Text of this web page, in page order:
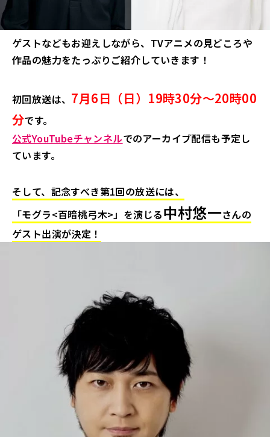
ゲストなどもお迎えしながら、TVアニメの見どころや
作品の魅力をたっぷりご紹介していきます！
初回放送は、 7月6日（日）19時30分～20時00
分です。
公式YouTubeチャンネルでのアーカイブ配信も予定し
ています。
そして、記念すべき第1回の放送には、
「モグラ<百暗桃弓木>」を演じる中村悠一さんの
ゲスト出演が決定！